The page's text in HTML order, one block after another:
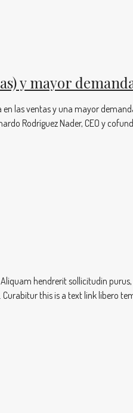
y mayor
las ventas y una mayor
Rodríguez Nader, CEO y
hendrerit sollicitudin
this is a text link libero